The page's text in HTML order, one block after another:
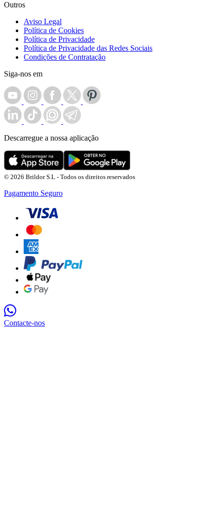
Outros
Aviso Legal
Política de Cookies
Política de Privacidade
Política de Privacidade das Redes Sociais
Condições de Contratação
Siga-nos em
Descarregue a nossa aplicação
© 2026 Brildor S.L - Todos os direitos reservados
Pagamento Seguro
Contacte-nos